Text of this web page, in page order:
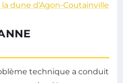
dune d’Agon-Coutainville
technique a conduit